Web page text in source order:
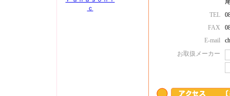
ｃ
TEL
FAX
E-mail
お取扱メーカー